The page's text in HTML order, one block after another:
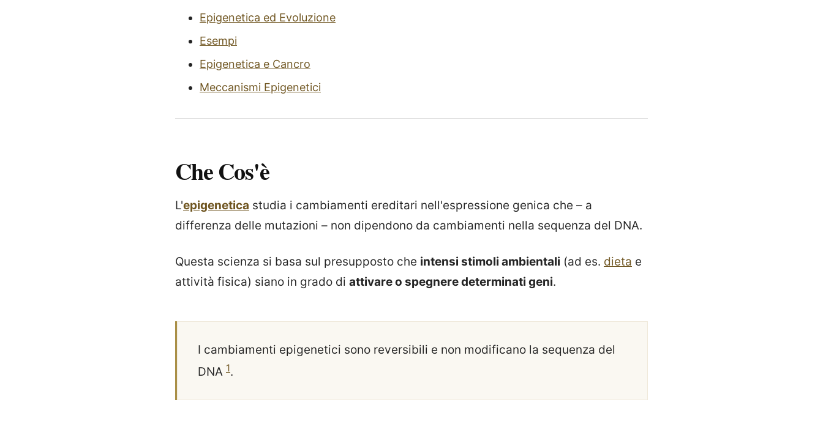
Epigenetica ed Evoluzione
Esempi
Epigenetica e Cancro
Meccanismi Epigenetici
Che Cos'è
L'epigenetica studia i cambiamenti ereditari nell'espressione genica che – a
differenza delle mutazioni – non dipendono da cambiamenti nella sequenza del DNA.
Questa scienza si basa sul presupposto che intensi stimoli ambientali (ad es. dieta e
attività fisica) siano in grado di attivare o spegnere determinati geni.
I cambiamenti epigenetici sono reversibili e non modificano la sequenza del
DNA 1.